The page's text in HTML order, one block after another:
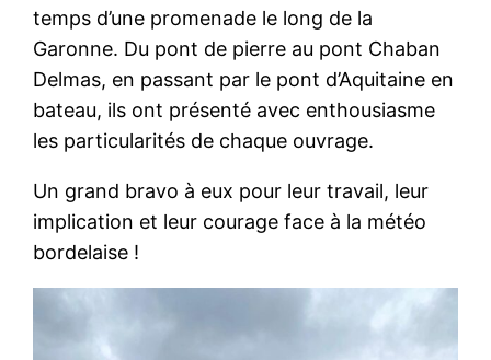
temps d’une promenade le long de la
Garonne. Du pont de pierre au pont Chaban
Delmas, en passant par le pont d’Aquitaine en
bateau, ils ont présenté avec enthousiasme
les particularités de chaque ouvrage.
Un grand bravo à eux pour leur travail, leur
implication et leur courage face à la météo
bordelaise !